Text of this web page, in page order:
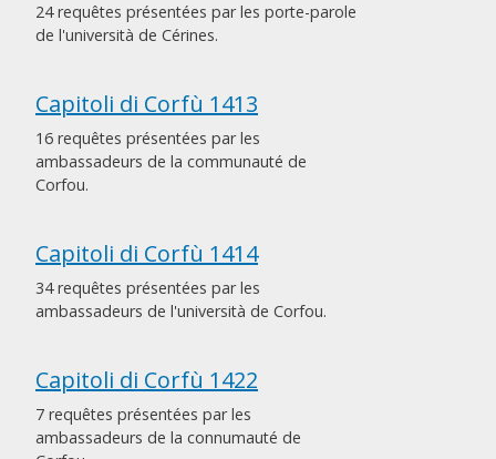
24 requêtes présentées par les porte-parole
de l'università de Cérines.
Capitoli di Corfù 1413
16 requêtes présentées par les
ambassadeurs de la communauté de
Corfou.
Capitoli di Corfù 1414
34 requêtes présentées par les
ambassadeurs de l'università de Corfou.
Capitoli di Corfù 1422
7 requêtes présentées par les
ambassadeurs de la connumauté de